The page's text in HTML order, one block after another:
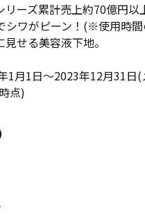
ーズ累計売上約70億円以
シワがピーン！(※使用時
せる美容液下地。
1月1日～2023年12月31日
点)